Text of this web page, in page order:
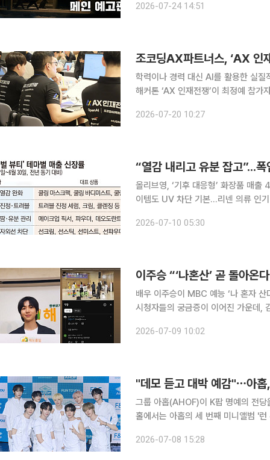
체불명의 존재들이 출몰하는 도시에
2026-07-24 14:51
조코딩AX파트너스, ‘AX 인
학력이나 경력 대신 AI를 활용한 실질
해커톤 ‘AX 인재전쟁’이 최정예 참
역점’에서 ‘AX 인재전쟁’ 본선을 성
2026-07-20 10:27
올리브영, ‘기후 대응형’ 화장품 매
이템도 UV 차단 기본...리넨 의류 인기 올여름 폭염과 폭우가 반복되는 아열대성 기후가 한반도
높은 습도가 피부와 두피를 전방위로
2026-07-10 05:30
이주승 “‘나혼산’ 곧 돌아온
배우 이주승이 MBC 예능 ‘나 혼자
시청자들의 궁금증이 이어진 가운데,
2026-07-09 10:02
"데모 듣고 대박 예감"⋯아
그룹 아홉(AHOF)이 K팝 명예의 전당을 향해 또 한 걸
홀에서는 아홉의 세 번째 미니앨범 '
석해 앨범과 동명의 타이틀곡 '런 투 유
2026-07-08 15:28